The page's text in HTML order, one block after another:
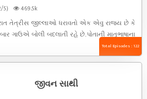
5)
469.5k
તેત્રીસ જીલ્લાઓ ધરાવતો એક એવુ રાજ્ય છે કે
ગાઉએ બોલી બદલાતી રહે છે.પોતાની માતૃભાષાના
Total Episodes : 122
જીવન સાથી